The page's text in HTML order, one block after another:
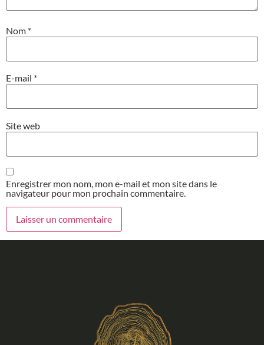
Nom *
E-mail *
Site web
Enregistrer mon nom, mon e-mail et mon site dans le
navigateur pour mon prochain commentaire.